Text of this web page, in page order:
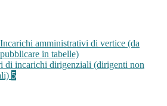
Incarichi amministrativi di vertice (da
pubblicare in tabelle)
di incarichi dirigenziali (dirigenti non
5